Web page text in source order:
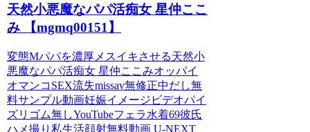
天然小悪魔なパパ活痴女 星仲ここ
み 【mgmq00151】
変態Mパパを濃厚メスイキさせる天然小
悪魔なパパ活痴女 星仲ここみオッパイ
オマンコSEX流失missav無修正中だし無
料サンプル動画妊娠イメージビデオパイ
ズリゴム無しYouTubeフェラ水着69彼氏
ハメ撮り私生活顔射無料動画 U-NEXT